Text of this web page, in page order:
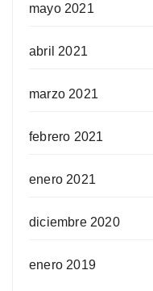
mayo 2021
abril 2021
marzo 2021
febrero 2021
enero 2021
diciembre 2020
enero 2019